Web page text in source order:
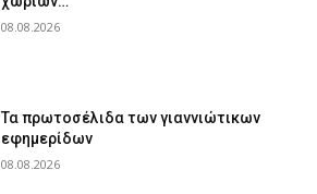
08.08.2026
Τα πρωτοσέλιδα των γιαννιώτικων
εφημερίδων
08.08.2026